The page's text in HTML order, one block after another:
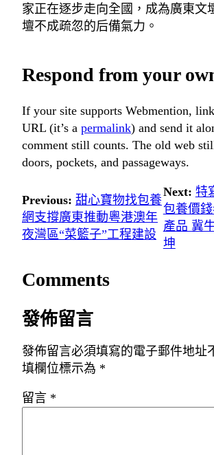
家正在逐步走向全國，成為廣東文
壇不成疏忽的后備氣力。
Respond from your
If your site supports Webmention,
URL (it’s a permalink) and send it
comment still counts. The old web
doors, pockets, and passageways.
Previous: 甜心寶物找包養
網支撐廣東推動粵港澳年
夜灣區“菜籃子”工程建設
Next: 特
包養價
產品 冀
坤
Comments
發佈留言
發佈留言必須填寫的電子郵件地址
填欄位標示為 *
留言 *